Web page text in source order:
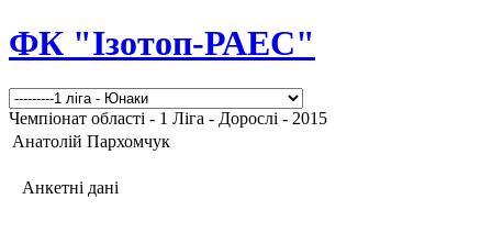
ФК "Ізотоп-РАЕС"
Чемпіонат області - 1 Ліга - Дорослі - 2015
Анатолій Пархомчук
Анкетні дані